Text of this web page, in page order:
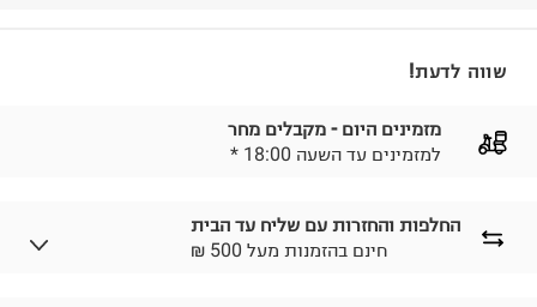
שווה לדעת!
החלפות והחזרות עם שליח עד הבית
₪ חינם בהזמנות מעל 500